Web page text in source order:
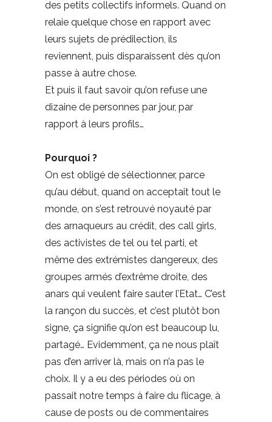
des petits collectifs informels. Quand on
relaie quelque chose en rapport avec
leurs sujets de prédilection, ils
reviennent, puis disparaissent dès qu’on
passe à autre chose.
Et puis il faut savoir qu’on refuse une
dizaine de personnes par jour, par
rapport à leurs profils…
Pourquoi ?
On est obligé de sélectionner, parce
qu’au début, quand on acceptait tout le
monde, on s’est retrouvé noyauté par
des arnaqueurs au crédit, des call girls,
des activistes de tel ou tel parti, et
même des extrémistes dangereux, des
groupes armés d’extrême droite, des
anars qui veulent faire sauter l’Etat… C’est
la rançon du succès, et c’est plutôt bon
signe, ça signifie qu’on est beaucoup lu,
partagé… Evidemment, ça ne nous plaît
pas d’en arriver là, mais on n’a pas le
choix. Il y a eu des périodes où on
passait notre temps à faire du flicage, à
cause de posts ou de commentaires